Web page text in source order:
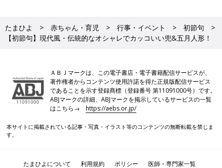
たまひよ 赤ちゃん・育児 行事・イベント
初節句
【初節句】現代風・伝統的なオシャレでカッコいい兜&五月人形！
ＡＢＪマークは、この電子書店・電子書籍配信サービスが、
著作権者からコンテンツ使用許諾を得た正規版配信サービス
であることを示す登録商標（登録番号 第11091000号）です。
ABJマークの詳細、ABJマークを掲示しているサービスの一覧
はこちら→https://aebs.or.jp/
本サイトに掲載されている記事・写真・イラスト等のコンテンツの無断転載を禁じま
す。
たまひよについて 利用規約 ポリシー
医師・専門家一覧